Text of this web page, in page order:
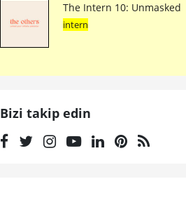
The Intern 10: Unmasked
intern
Bizi takip edin